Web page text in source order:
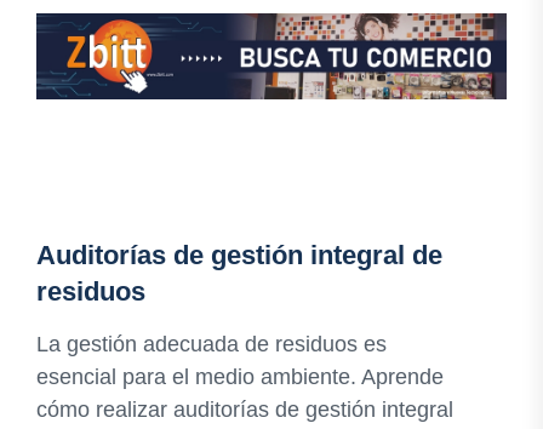
Auditorías de gestión integral de
residuos
La gestión adecuada de residuos es
esencial para el medio ambiente. Aprende
cómo realizar auditorías de gestión integral